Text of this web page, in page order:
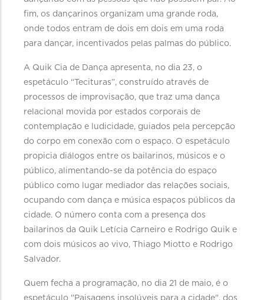
fim, os dançarinos organizam uma grande roda,
onde todos entram de dois em dois em uma roda
para dançar, incentivados pelas palmas do público.
A Quik Cia de Dança apresenta, no dia 23, o
espetáculo “Tecituras”, construído através de
processos de improvisação, que traz uma dança
relacional movida por estados corporais de
contemplação e ludicidade, guiados pela percepção
do corpo em conexão com o espaço. O espetáculo
propicia diálogos entre os bailarinos, músicos e o
público, alimentando-se da potência do espaço
público como lugar mediador das relações sociais,
ocupando com dança e música espaços públicos da
cidade. O número conta com a presença dos
bailarinos da Quik Letícia Carneiro e Rodrigo Quik e
com dois músicos ao vivo, Thiago Miotto e Rodrigo
Salvador.
Quem fecha a programação, no dia 21 de maio, é o